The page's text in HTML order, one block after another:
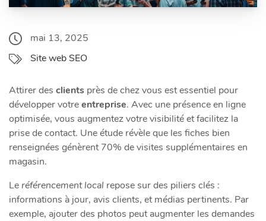
mai 13, 2025
Site web SEO
Attirer des clients près de chez vous est essentiel pour
développer votreentreprise. Avec une présence en ligne
optimisée, vous augmentez votre visibilité et facilitez la
prise de contact. Une étude révèle que les fiches bien
renseignées génèrent 70% de visites supplémentaires en
magasin.
Le référencement local repose sur des piliers clés :
informations à jour, avis clients, et médias pertinents. Par
exemple, ajouter des photos peut augmenter les demandes